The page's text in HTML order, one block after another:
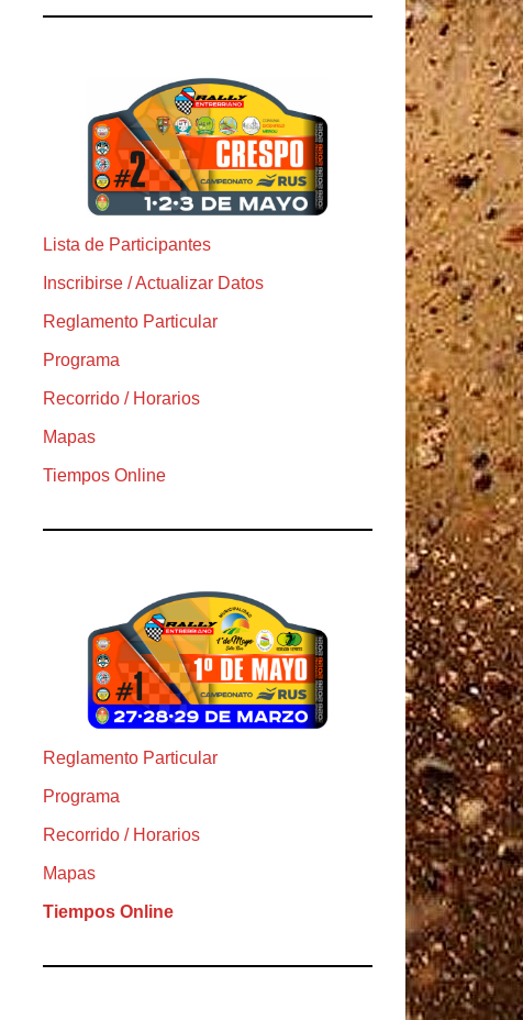
Lista de Participantes
Inscribirse / Actualizar Datos
Reglamento Particular
Programa
Recorrido / Horarios
Mapas
Tiempos Online
Reglamento Particular
Programa
Recorrido / Horarios
Mapas
Tiempos Online